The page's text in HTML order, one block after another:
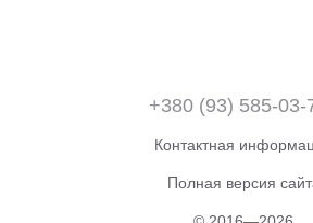
+380 (93) 585-03-
Контактная
Полная версия